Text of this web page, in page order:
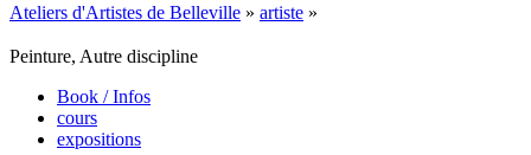
Ateliers d'Artistes de Belleville » artiste »
Peinture, Autre discipline
Book / Infos
cours
expositions